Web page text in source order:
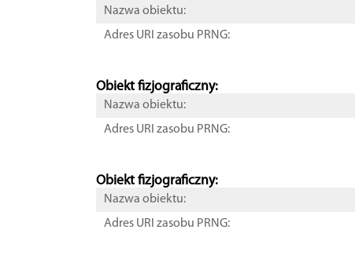
Nazwa obiektu:
Adres URI zasobu PRNG:
Obiekt fizjograficzny:
Nazwa obiektu:
Adres URI zasobu PRNG:
Obiekt fizjograficzny:
Nazwa obiektu:
Adres URI zasobu PRNG: